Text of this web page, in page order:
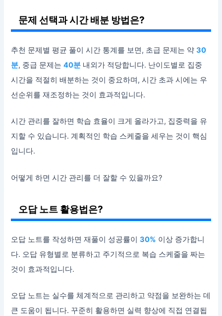
문제 선택과 시간 배분 방법은?
추천 문제별 평균 풀이 시간 통계를 보면, 초급 문제는 약30
분, 중급 문제는40분 내외가 적당합니다. 난이도별로 집중
시간을 적절히 배분하는 것이 중요하며, 시간 초과 시에는 우
선순위를 재조정하는 것이 효과적입니다.
시간 관리를 잘하면 학습 효율이 크게 올라가고, 집중력을 유
지할 수 있습니다. 계획적인 학습 스케줄을 세우는 것이 핵심
입니다.
어떻게 하면 시간 관리를 더 잘할 수 있을까요?
오답 노트 활용법은?
오답 노트를 작성하면 재풀이 성공률이30% 이상 증가합니
다. 오답 유형별로 분류하고 주기적으로 복습 스케줄을 짜는
것이 효과적입니다.
오답 노트는 실수를 체계적으로 관리하고 약점을 보완하는 데
큰 도움이 됩니다. 꾸준히 활용하면 실력 향상에 직접 연결됩